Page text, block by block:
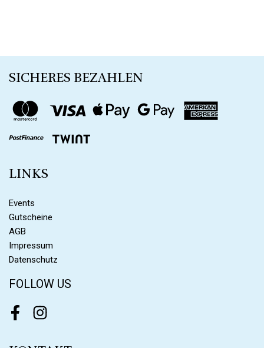
SICHERES BEZAHLEN
LINKS
Events
Gutscheine
AGB
Impressum
Datenschutz
FOLLOW US
FacebookInstagram